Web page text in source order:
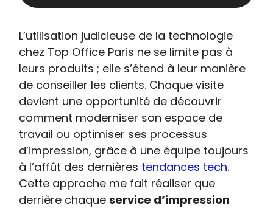
L’utilisation judicieuse de la technologie
chez Top Office Paris ne se limite pas à
leurs produits ; elle s’étend à leur manière
de conseiller les clients. Chaque visite
devient une opportunité de découvrir
comment moderniser son espace de
travail ou optimiser ses processus
d’impression, grâce à une équipe toujours
à l’affût des dernières tendances tech.
Cette approche me fait réaliser que
derrière chaqueservice d’impression